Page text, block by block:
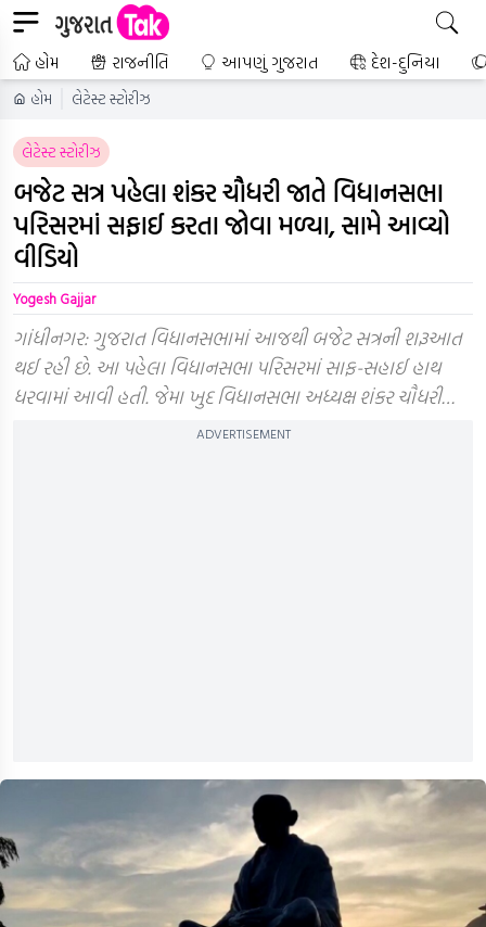
હોમ રાજનીતિ આપણું ગુજરાત દેશ-દુનિયા
હોમ લેટેસ્ટ સ્ટોરીઝ
લેટેસ્ટ સ્ટોરીઝ
બજેટ સત્ર પહેલા શંકર ચૌધરી જાતે વિધાનસભા
પરિસરમાં સફાઈ કરતા જોવા મળ્યા, સામે આવ્યો
વીડિયો
Yogesh Gajjar
ગાંધીનગર: ગુજરાત વિધાનસભામાં આજથી બજેટ સત્રની શરૂઆત
થઈ રહી છે. આ પહેલા વિધાનસભા પરિસરમાં સાફ-સહાઈ હાથ
ધરવામાં આવી હતી. જેમા ખુદ વિધાનસભા અધ્યક્ષ શંકર ચૌધરી…
ADVERTISEMENT